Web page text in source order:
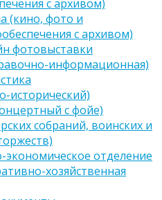
с архивом)
(кино, фото и
с архивом)
фотовыставки
информационная)
исторический)
с фойе)
собраний, воинских и
отделение
хозяйственная